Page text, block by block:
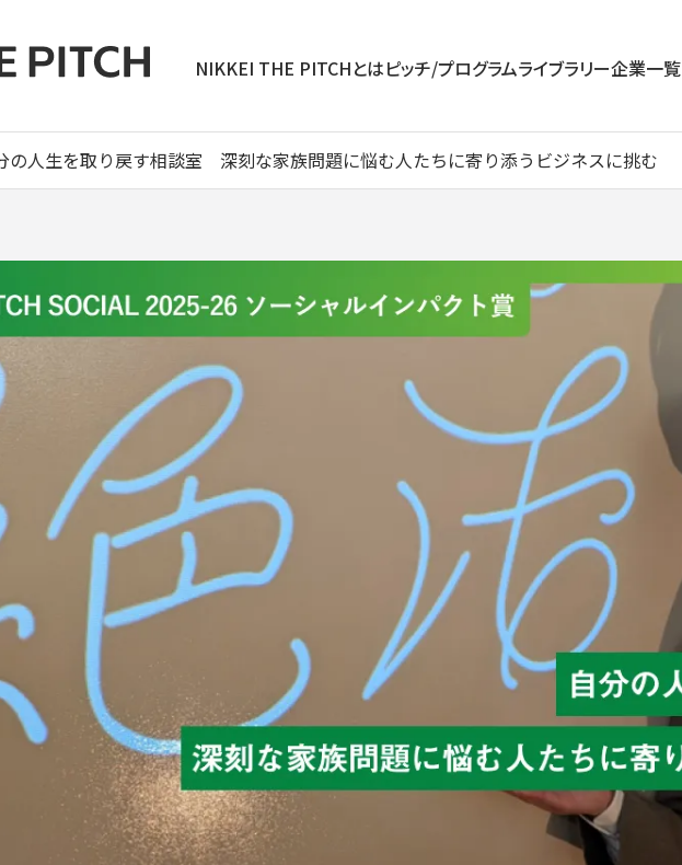
NIKKEI THE PITCHとはピッチ/プログラムライブラリー企業⼀覧
の人生を取り戻す相談室 深刻な家族問題に悩む人たちに寄り添うビジネスに挑む